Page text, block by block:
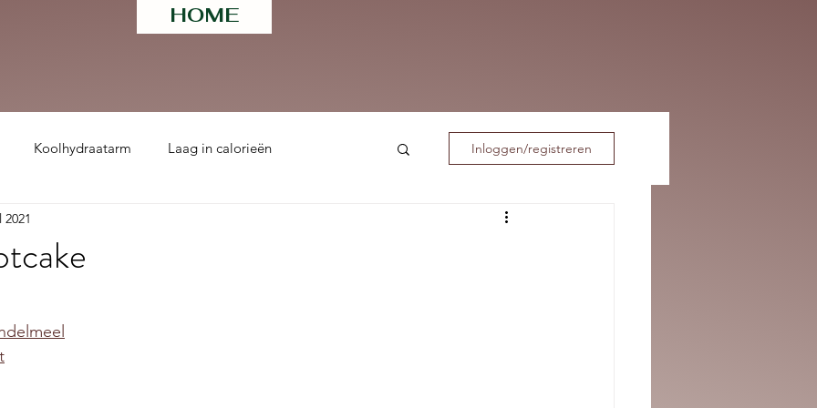
HOME
Koolhydraatarm Laag in calorieën Inloggen/registreren
2021